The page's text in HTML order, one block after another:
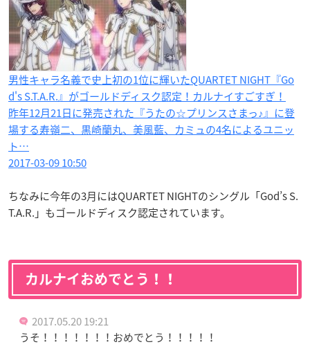
男性キャラ名義で史上初の1位に輝いたQUARTET NIGHT『Go
d's S.T.A.R.』がゴールドディスク認定！カルナイすごすぎ！
昨年12月21日に発売された『うたの☆プリンスさまっ♪』に登
場する寿嶺二、黒崎蘭丸、美風藍、カミュの4名によるユニッ
ト…
2017-03-09 10:50
ちなみに今年の3月にはQUARTET NIGHTのシングル「God’s S.
T.A.R.」もゴールドディスク認定されています。
カルナイおめでとう！！
2017.05.20 19:21
うそ！！！！！！！おめでとう！！！！！